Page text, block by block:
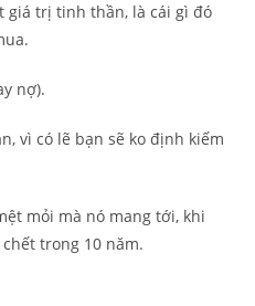
giá trị tinh thần, là cái gì đó
nợ).
vì có lẽ bạn sẽ ko định kiếm
mỏi mà nó mang tới, khi
trong 10 năm.